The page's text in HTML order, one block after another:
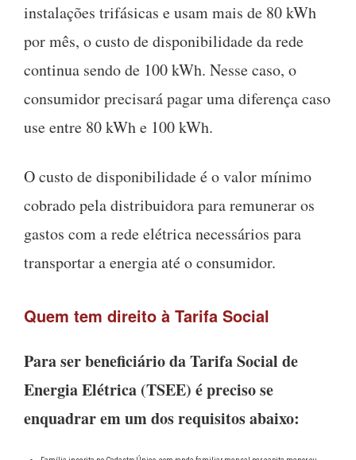
instalações trifásicas e usam mais de 80 kWh
por mês, o custo de disponibilidade da rede
continua sendo de 100 kWh. Nesse caso, o
consumidor precisará pagar uma diferença caso
use entre 80 kWh e 100 kWh.
O custo de disponibilidade é o valor mínimo
cobrado pela distribuidora para remunerar os
gastos com a rede elétrica necessários para
transportar a energia até o consumidor.
Quem tem direito à Tarifa Social
Para ser beneficiário da Tarifa Social de
Energia Elétrica (TSEE) é preciso se
enquadrar em um dos requisitos abaixo: